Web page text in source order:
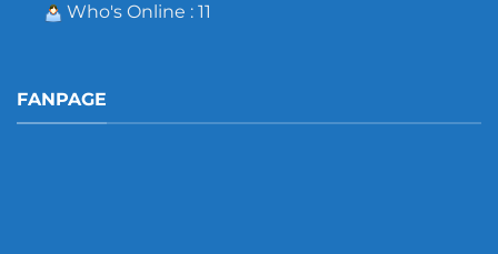
Who's Online : 11
FANPAGE